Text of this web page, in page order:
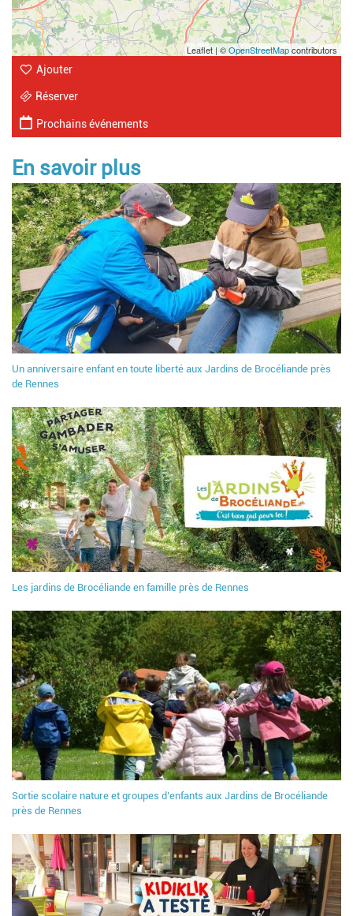
Leaflet | ©OpenStreetMapcontributors
Ajouter
Réserver
Prochains événements
En savoir plus
Un anniversaire enfant en toute liberté aux Jardins de Brocéliande près
de Rennes
Les jardins de Brocéliande en famille près de Rennes
Sortie scolaire nature et groupes d’enfants aux Jardins de Brocéliande
près de Rennes